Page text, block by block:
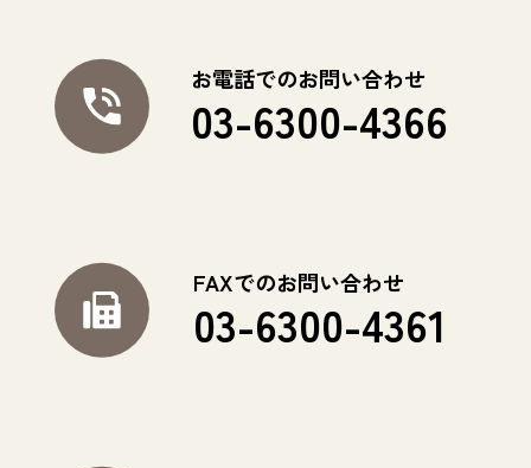
お電話でのお問い合わせ
03-6300-4366
FAXでのお問い合わせ
03-6300-4361